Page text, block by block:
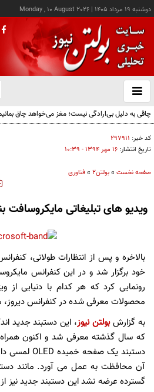
دوشنبه ۱۹ مرداد ۱۴۰۵ |
Monday , 10 August 2026
باز
و
چاقی به دلیل بی‌ارادگی نیست؛ مغز می‌خواهد چاق
کد خبر: ۲۹۷۹۱۱
تاریخ انتشار: ۱۶ مهر ۱۳۹۴ - ۱۰:۳۹
صفحه نخست »بولتن2 »فناوری
ویدیو های تبلیغاتی مایکروسافت
بالاخره و پس از انتظارات طولانی،
خود برگزار شد و در این کنفرانس
رونمایی کرد که هر کدام با دنیایی از
محصولات معرفی شده در کنفرانس دیروز،
به گزارشبولتن نیوز، این دستبند جدید
که سال گذشته معرفی شد و اکنون
آن محافظت به عمل می آورد. مانند
گسترده عرضه نشد این دستبند جدید